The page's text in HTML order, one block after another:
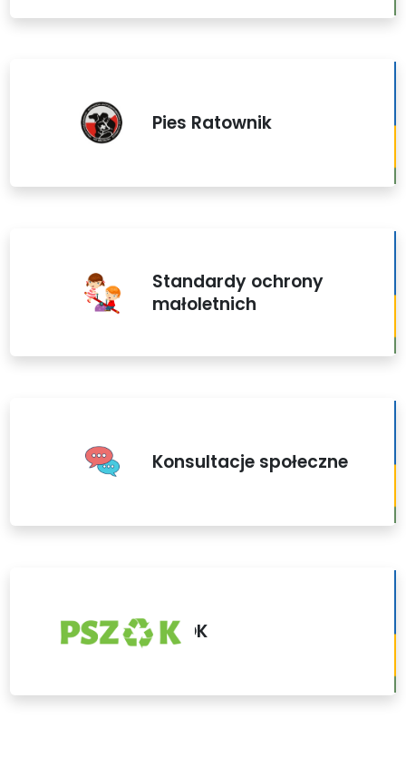
Pies Ratownik
Standardy ochrony
małoletnich
Konsultacje społeczne
PSZOK